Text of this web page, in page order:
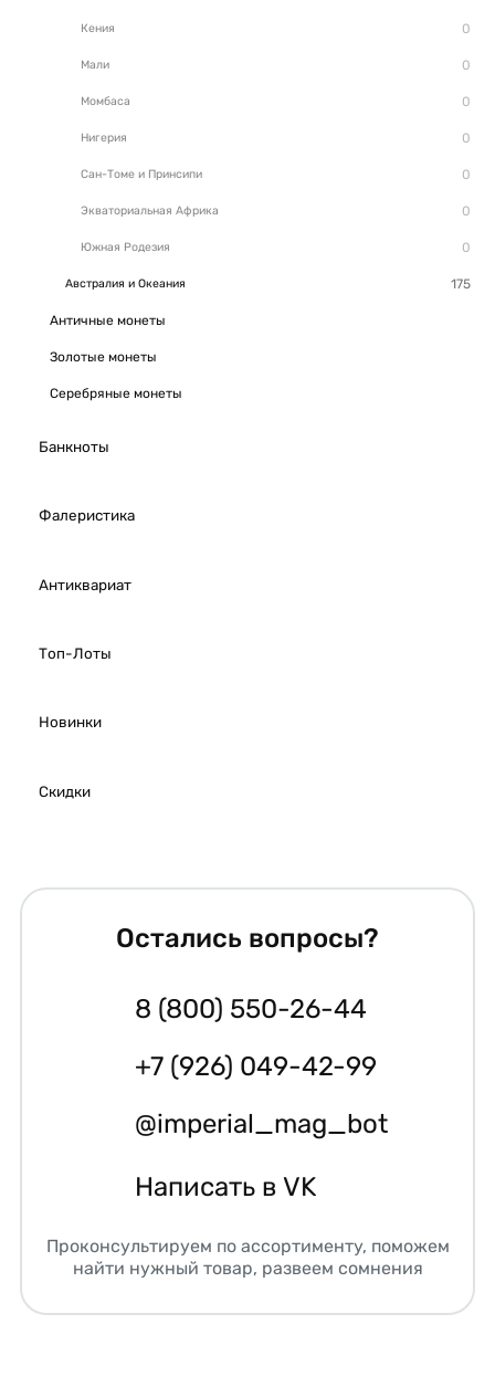
Кения
Мали
Момбаса
Нигерия
Сан-Томе и Принсипи
Экваториальная Африка
Южная Родезия
Австралия и Океания
Античные монеты
Золотые монеты
Серебряные монеты
Банкноты
Фалеристика
Антиквариат
Топ-Лоты
Новинки
Скидки
Остались вопросы?
8 (800) 550-26-44
+7 (926) 049-42-99
@imperial_mag_bot
Написать в VK
Проконсультируем по ассортименту, поможем
найти нужный товар, развеем сомнения